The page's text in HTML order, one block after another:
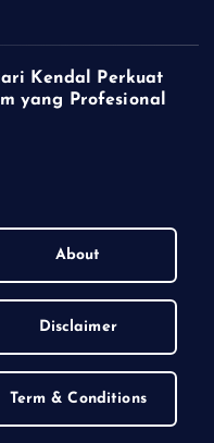
Kendal Perkuat
yang Profesional
About
Disclaimer
Term & Conditions